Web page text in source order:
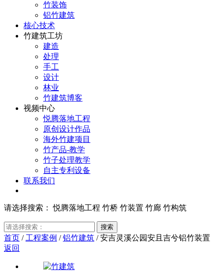
竹装饰
铝竹建筑
核心技术
竹建筑工坊
建造
处理
手工
设计
林业
竹建筑博客
视频中心
悦腾落地工程
原创设计作品
海外竹建项目
竹产品-教学
竹子处理教学
自主专利设备
联系我们
请选择搜索：悦腾落地工程 竹桥 竹装置 竹廊 竹构筑
首页 / 工程案例 /铝竹建筑 /安吉灵溪公园安且吉兮铝竹装置
返回